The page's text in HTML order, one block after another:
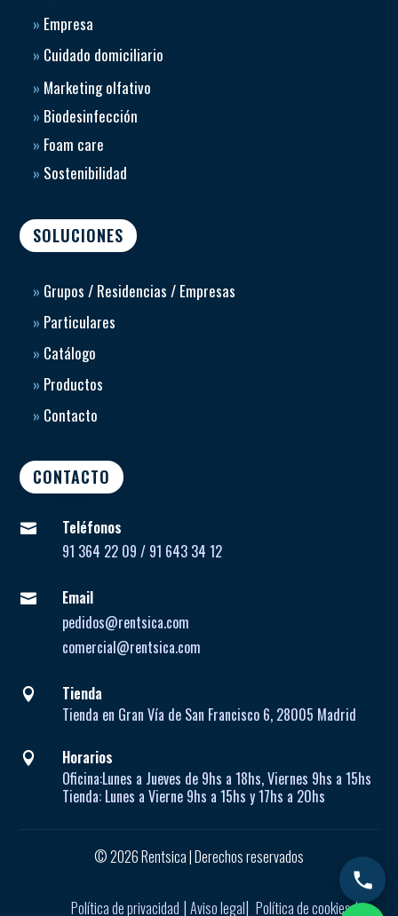
» Empresa
» Cuidado domiciliario
» Marketing olfativo
» Biodesinfección
» Foam care
» Sostenibilidad
SOLUCIONES
» Grupos / Residencias / Empresas
» Particulares
» Catálogo
» Productos
» Contacto
CONTACTO

Teléfonos
91 364 22 09 / 91 643 34 12

Email
pedidos@rentsica.com
comercial@rentsica.com

Tienda
Tienda en Gran Vía de San Francisco 6, 28005 Madrid

Horarios
Oficina:Lunes a Jueves de9hs a 18hs, Viernes 9hs a 15hs
Tienda: Lunes a Vierne9hs a 15hs y 17hs a 20hs
© 2026 Rentsica | Derechos reservados
Política de privacidad |Aviso legal|Política de cookies|